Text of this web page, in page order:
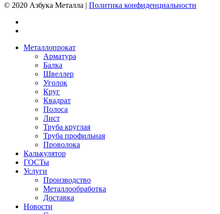
© 2020 Азбука Металла | Политика конфиденциальности
Металлопрокат
Арматура
Балка
Швеллер
Уголок
Круг
Квадрат
Полоса
Лист
Труба круглая
Труба профильная
Проволока
Калькулятор
ГОСТы
Услуги
Производство
Металлообработка
Доставка
Новости